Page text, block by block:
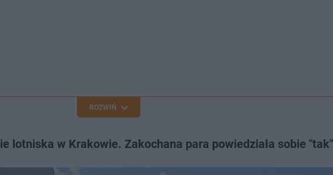
ROZWIŃ
lotniska w Krakowie. Zakochana para powiedziała sobie